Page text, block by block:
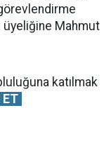
Mahmut
katılmak
ET